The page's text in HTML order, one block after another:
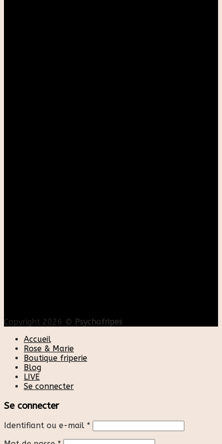
Copyright 2026 © Psychofripes
Accueil
Rose & Marie
Boutique friperie
Blog
LIVE
Se connecter
Se connecter
Identifiant ou e-mail *